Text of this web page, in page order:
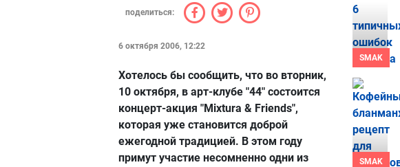
поделиться:
6 октября 2006, 12:22
Хотелось бы сообщить, что во вторник,
10 октября, в арт-клубе "44" состоится
концерт-акция "Mixtura & Friends",
которая уже становится доброй
ежегодной традицией. В этом году
примут участие несомненно одни из
SMAK
SMAK